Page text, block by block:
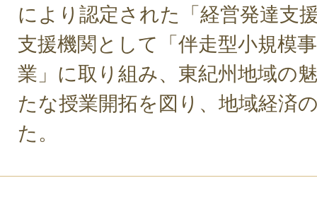
により認定された「経営発達支
支援機関として「伴走型小規模
業」に取り組み、東紀州地域の
たな授業開拓を図り、地域経済
た。